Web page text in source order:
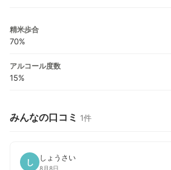
精米歩合
70%
アルコール度数
15%
みんなの口コミ 1件
し しょうさい
8月8日